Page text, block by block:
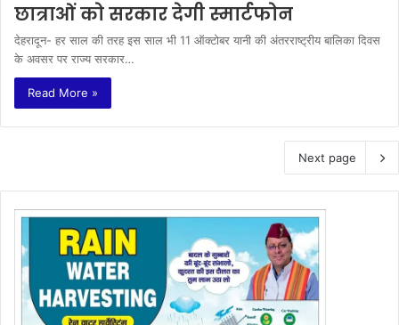
छात्राओं को सरकार देगी स्मार्टफोन
देहरादून- हर साल की तरह इस साल भी 11 ऑक्टोबर यानी की अंतरराष्ट्रीय बालिका दिवस
के अवसर पर राज्य सरकार…
Read More »
Next page